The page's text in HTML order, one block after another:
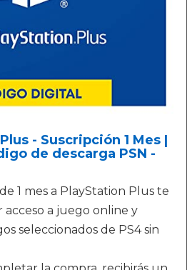
- Suscripción 1 Mes |
de descarga PSN -
1 mes a PlayStation Plus te
a juego online y
seleccionados de PS4 sin